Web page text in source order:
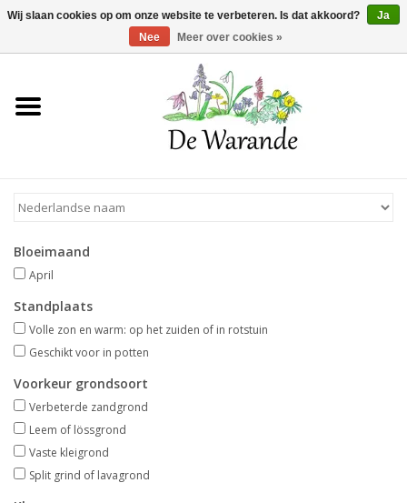
Winkelwagen >0 Artikelen - €0,00
Home
Voorjaarsbloeiers
Zomerbloeiers
Herfstbloeiers
Aanbiedingen
Bodemverbetering
Bloeimaand
April
Standplaats
Volle zon en warm: op het zuiden of in rotstuin
Geschikt voor in potten
Voorkeur grondsoort
Verbeterde zandgrond
Leem of lössgrond
Vaste kleigrond
Split grind of lavagrond
Wij slaan cookies op om onze website te verbeteren. Is dat akkoord?
Ja
Nee
Meer over cookies »